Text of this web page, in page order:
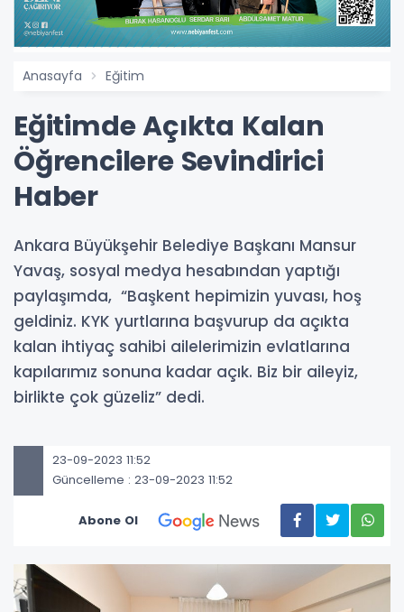
Anasayfa Eğitim
Eğitimde Açıkta Kalan
Öğrencilere Sevindirici
Haber
Ankara Büyükşehir Belediye Başkanı Mansur
Yavaş, sosyal medya hesabından yaptığı
paylaşımda, “Başkent hepimizin yuvası, hoş
geldiniz. KYK yurtlarına başvurup da açıkta
kalan ihtiyaç sahibi ailelerimizin evlatlarına
kapılarımız sonuna kadar açık. Biz bir aileyiz,
birlikte çok güzeliz” dedi.
23-09-2023 11:52
Güncelleme : 23-09-2023 11:52
Abone Ol